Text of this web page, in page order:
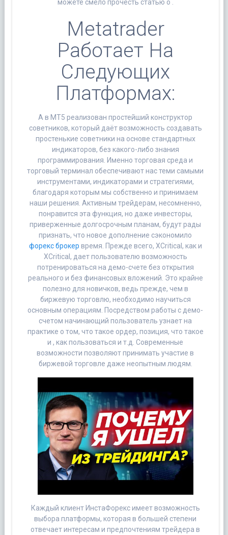
можете смело прочесть статью о .
Metatrader
Работает На
Следующих
Платформах:
А в МТ5 реализован простейший конструктор
советников, который даёт возможность создавать
простенькие советники на основе стандартных
индикаторов, без какого-либо знания
программирования. Именно торговая среда и
торговый терминал обеспечивают нас теми самыми
инструментами, индикаторами и стратегиями,
благодаря которым мы собственно и принимаем
наши решения. Активным трейдерам, несомненно,
понравится эта функция, но даже инвесторы,
приверженные долгосрочным планам, будут рады
признать, что новое дополнение сэкономило
форекс брокер время. Прежде всего, XCritical, как и
XCritical, дает пользователю возможность
потренироваться на демо-счете без открытия
реального и без финансовых вложений. Это крайне
полезно для новичков, ведь прежде, чем в
биржевую торговлю, необходимо научиться
основным операциям. Посредством работы с демо-
счетом начинающий пользователь узнает на
практике о том, что такое ордер, позиция, что такое
и , как пользоваться и т.д. Современные
возможности позволяют принимать участие в
биржевой торговле даже неопытным людям.
Каждый клиент ИнстаФорекс имеет возможность
выбора платформы, которая в большей степени
отвечает интересам и предпочтениям трейдера в